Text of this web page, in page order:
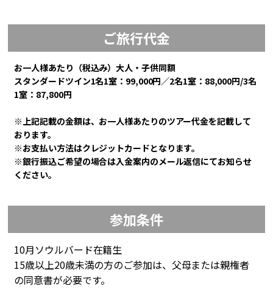
ご旅行代金
お一人様あたり（税込み）大人・子供同額
スタンダードツイン1名1室：99,000円／2名1室：88,000円/3名
1室：87,800円
※上記記載の金額は、お一人様あたりのツアー代金を記載して
おります。
※お支払い方法はクレジットカードとなります。
※銀行振込ご希望の場合は入金案内のメール返信にてお知らせ
ください。
参加条件
10月ソウルバード在籍生
15歳以上20歳未満の方のご参加は、父母または親権者
の同意書が必要です。